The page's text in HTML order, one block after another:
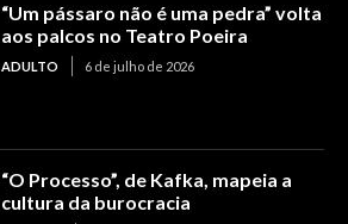
“Um pássaro não é uma pedra” volta
aos palcos no Teatro Poeira
ADULTO 6 de julho de 2026
“O Processo”, de Kafka, mapeia a
cultura da burocracia